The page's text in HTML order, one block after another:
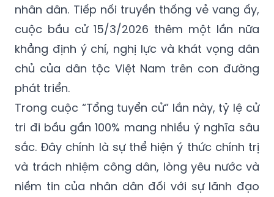
nhân dân. Tiếp nối truyền thống vẻ vang ấy,
cuộc bầu cử 15/3/2026 thêm một lần nữa
khẳng định ý chí, nghị lực và khát vọng dân
chủ của dân tộc Việt Nam trên con đường
phát triển.
Trong cuộc “Tổng tuyển cử” lần này, tỷ lệ cử
tri đi bầu gần 100% mang nhiều ý nghĩa sâu
sắc. Đây chính là sự thể hiện ý thức chính trị
và trách nhiệm công dân, lòng yêu nước và
niềm tin của nhân dân đối với sự lãnh đạo